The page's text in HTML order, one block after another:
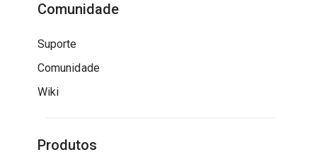
Comunidade
Suporte
Comunidade
Wiki
Produtos